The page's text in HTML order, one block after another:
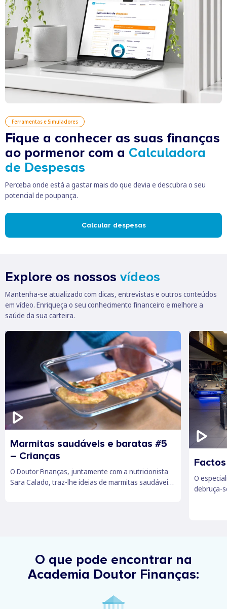
Ferramentas e Simuladores
Fique a conhecer as suas finanças
ao pormenor com a Calculadora
de Despesas
Perceba onde está a gastar mais do que devia e descubra o seu
potencial de poupança.
Calcular despesas
Explore os nossos vídeos
Mantenha-se atualizado com dicas, entrevistas e outros conteúdos
em vídeo. Enriqueça o seu conhecimento financeiro e melhore a
saúde da sua carteira.
Marmitas saudáveis e baratas #5
– Crianças
O Doutor Finanças, juntamente com a nutricionista
Sara Calado, traz-lhe ideias de marmitas saudáveis
O
debruça-
O que pode encontrar na
Academia Doutor Finanças: